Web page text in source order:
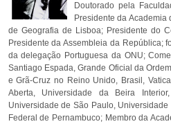
Doutorado pela
Presidente da
de Geografia de Lisboa; Presidente do
Presidente da Assembleia da República;
da delegação Portuguesa da ONU;
Santiago Espada, Grande Oficial da
e Grã-Cruz no Reino Unido, Brasil,
Aberta, Universidade da Beira
Universidade de São Paulo,
Federal de Pernambuco; Membro da